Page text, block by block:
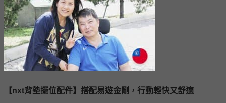
【nxt背墊擺位配件】搭配易遊金剛，行動輕快又舒適